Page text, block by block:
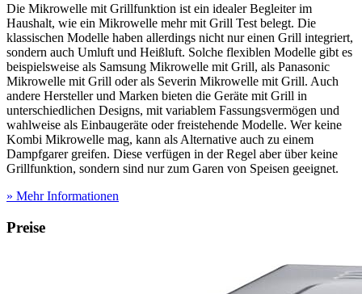
Die Mikrowelle mit Grillfunktion ist ein idealer Begleiter im
Haushalt, wie ein Mikrowelle mehr mit Grill Test belegt. Die
klassischen Modelle haben allerdings nicht nur einen Grill integriert,
sondern auch Umluft und Heißluft. Solche flexiblen Modelle gibt es
beispielsweise als Samsung Mikrowelle mit Grill, als Panasonic
Mikrowelle mit Grill oder als Severin Mikrowelle mit Grill. Auch
andere Hersteller und Marken bieten die Geräte mit Grill in
unterschiedlichen Designs, mit variablem Fassungsvermögen und
wahlweise als Einbaugeräte oder freistehende Modelle. Wer keine
Kombi Mikrowelle mag, kann als Alternative auch zu einem
Dampfgarer greifen. Diese verfügen in der Regel aber über keine
Grillfunktion, sondern sind nur zum Garen von Speisen geeignet.
» Mehr Informationen
Preise